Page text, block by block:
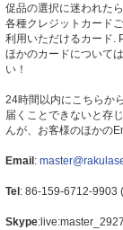
促品の選択に迷われた
各種クレジットカード
利用いただけるカード.
ほかのカードについて
い！
24時間以内にこちらか
届くことできないと存
んが、お客様のほかの
Email :
Tel : 86-159-6712-9903
Skype:live:master_2927